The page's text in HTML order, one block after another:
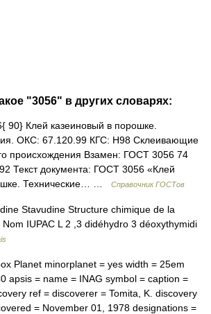
"3056" в других словарях:
Клей казеиновый в порошке.
ОКС: 67.120.99 КГС: Н98 Склеивающие
происхождения Взамен: ГОСТ 3056 74
Текст документа: ГОСТ 3056 «Клей
Технические… …
Справочник ГОСТов
Stavudine Structure chimique de la
IUPAC L 2 ,3 didéhydro 3 déoxythymidi
Planet minorplanet = yes width = 25em
apsis = name = INAG symbol = caption =
ref = discoverer = Tomita, K. discovery
= November 01, 1978 designations =